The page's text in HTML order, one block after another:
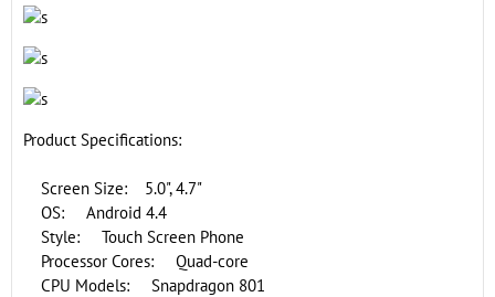
Product Specifications:
Screen Size: 5.0", 4.7"
OS: Android 4.4
Style: Touch Screen Phone
Processor Cores: Quad-core
CPU Models: Snapdragon 801